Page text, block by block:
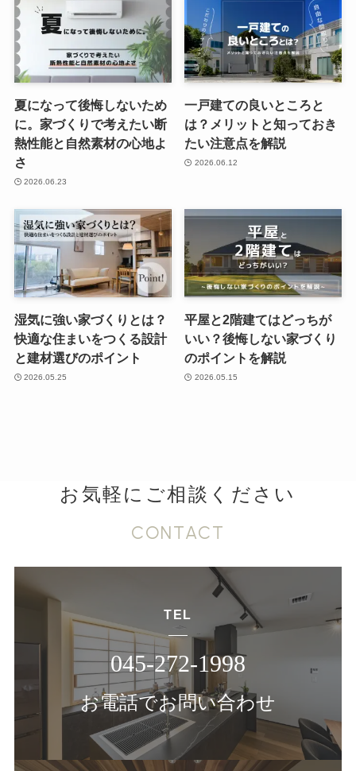
夏になって後悔しないため
に。家づくりで考えたい断
熱性能と自然素材の心地よ
さ
2026.06.23
一戸建ての良いところと
は？メリットと知っておき
たい注意点を解説
2026.06.12
湿気に強い家づくりとは？
快適な住まいをつくる設計
と建材選びのポイント
2026.05.25
平屋と2階建てはどっちが
いい？後悔しない家づくり
のポイントを解説
2026.05.15
お気軽にご相談ください
CONTACT
TEL
045-272-1998
お電話でお問い合わせ